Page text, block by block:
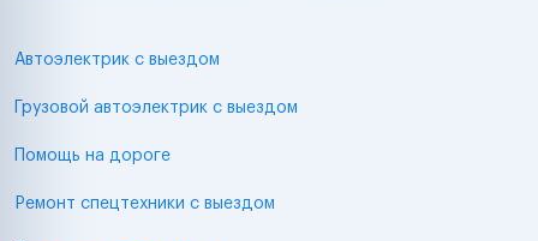
Автоэлектрик с выездом
Грузовой автоэлектрик с выездом
Помощь на дороге
Ремонт спецтехники с выездом